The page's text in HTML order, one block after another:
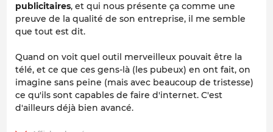
publicitaires, et qui nous présente ça comme une
preuve de la qualité de son entreprise, il me semble
que tout est dit.
Quand on voit quel outil merveilleux pouvait être la
télé, et ce que ces gens-là (les pubeux) en ont fait, on
imagine sans peine (mais avec beaucoup de tristesse)
ce qu'ils sont capables de faire d'internet. C'est
d'ailleurs déjà bien avancé.